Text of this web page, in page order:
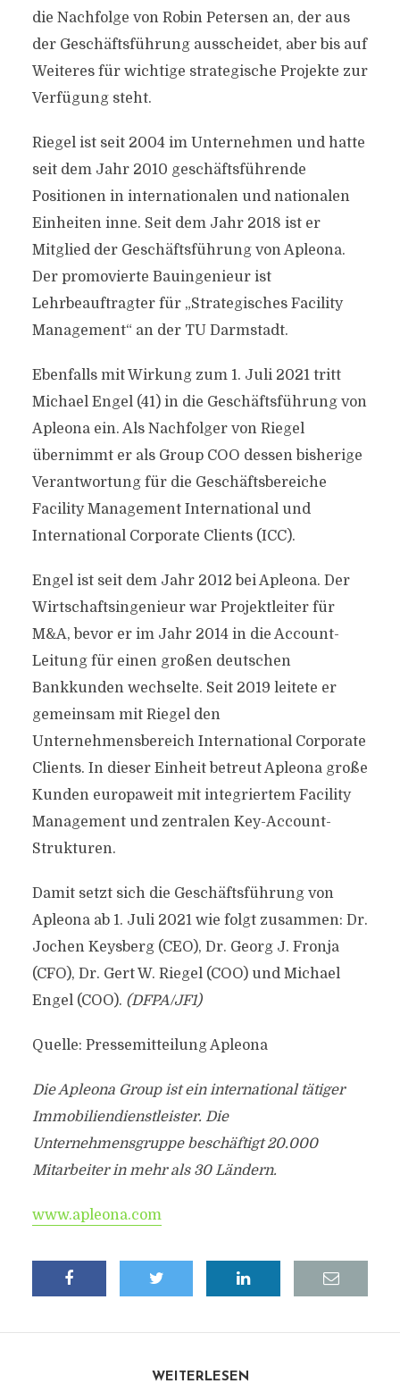
die Nachfolge von Robin Petersen an, der aus
der Geschäftsführung ausscheidet, aber bis auf
Weiteres für wichtige strategische Projekte zur
Verfügung steht.
Riegel ist seit 2004 im Unternehmen und hatte
seit dem Jahr 2010 geschäftsführende
Positionen in internationalen und nationalen
Einheiten inne. Seit dem Jahr 2018 ist er
Mitglied der Geschäftsführung von Apleona.
Der promovierte Bauingenieur ist
Lehrbeauftragter für „Strategisches Facility
Management“ an der TU Darmstadt.
Ebenfalls mit Wirkung zum 1. Juli 2021 tritt
Michael Engel (41) in die Geschäftsführung von
Apleona ein. Als Nachfolger von Riegel
übernimmt er als Group COO dessen bisherige
Verantwortung für die Geschäftsbereiche
Facility Management International und
International Corporate Clients (ICC).
Engel ist seit dem Jahr 2012 bei Apleona. Der
Wirtschaftsingenieur war Projektleiter für
M&A, bevor er im Jahr 2014 in die Account-
Leitung für einen großen deutschen
Bankkunden wechselte. Seit 2019 leitete er
gemeinsam mit Riegel den
Unternehmensbereich International Corporate
Clients. In dieser Einheit betreut Apleona große
Kunden europaweit mit integriertem Facility
Management und zentralen Key-Account-
Strukturen.
Damit setzt sich die Geschäftsführung von
Apleona ab 1. Juli 2021 wie folgt zusammen: Dr.
Jochen Keysberg (CEO), Dr. Georg J. Fronja
(CFO), Dr. Gert W. Riegel (COO) und Michael
Engel (COO). (DFPA/JF1)
Quelle: Pressemitteilung Apleona
Die Apleona Group ist ein international tätiger
Immobiliendienstleister. Die
Unternehmensgruppe beschäftigt 20.000
Mitarbeiter in mehr als 30 Ländern.
www.apleona.com
WEITERLESEN